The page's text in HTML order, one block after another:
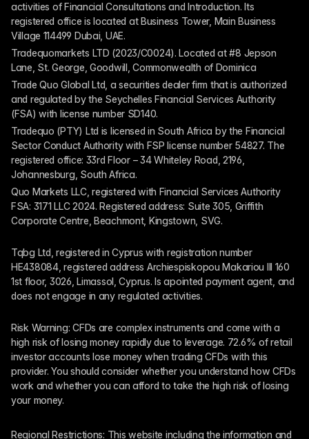
activities of Financial Consultations and Introduction. Its
registered office is located at Business Tower, Main Business
Village 114499 Dubai, UAE.
Tradequomarkets LTD (2023/C0024). Located at #8 Jepson
Lane, St. George, Goodwill, Commonwealth of Dominica
Trade Quo Global Ltd, a securities dealer firm that is authorized
and regulated by the Seychelles Financial Services Authority
(FSA) with license number SD140.
Tradequo (PTY) Ltd is licensed in South Africa by the Financial
Sector Conduct Authority with FSP license number 54827. The
registered office: 33rd Floor – 34 Whiteley Road, 2196,
Johannesburg, South Africa.
Quo Markets LLC, registered with Financial Services Authority
FSA: 3171 LLC 2024. Registered address: Suite 305, Griffith
Corporate Centre, Beachmont, Kingstown, SVG.
Tqbg Ltd, registered in Cyprus with registration number
HE438084, registered address Archiespiskopou Makariou III 160
1st floor, 3026, Limassol, Cyprus. Is apointed payment agent, and
does not engage in any regulated activities.
Risk Warning: CFDs are complex instruments and come with a
high risk of losing money rapidly due to leverage. 72.6% of retail
investor accounts lose money when trading CFDs with this
provider. You should consider whether you understand how CFDs
work and whether you can afford to take the high risk of losing
your money.
Regional Restrictions: This website including the information and